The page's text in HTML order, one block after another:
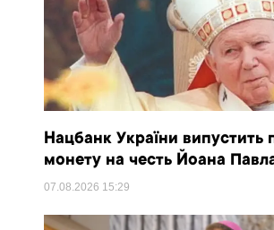
Нацбанк України випустить
монету на честь Йоана
07.08.2026 15:29